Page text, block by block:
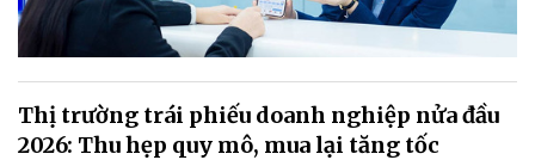
Thị trường trái phiếu doanh nghiệp nửa đầu
2026: Thu hẹp quy mô, mua lại tăng tốc